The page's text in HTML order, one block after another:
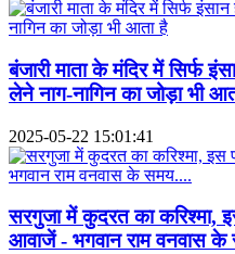
बंजारी माता के मंदिर में सिर्फ
लेने नाग-नागिन का जोड़ा भी
2025-05-22 15:01:41
सरगुजा में कुदरत का
आवाजें - भगवान राम वनवास